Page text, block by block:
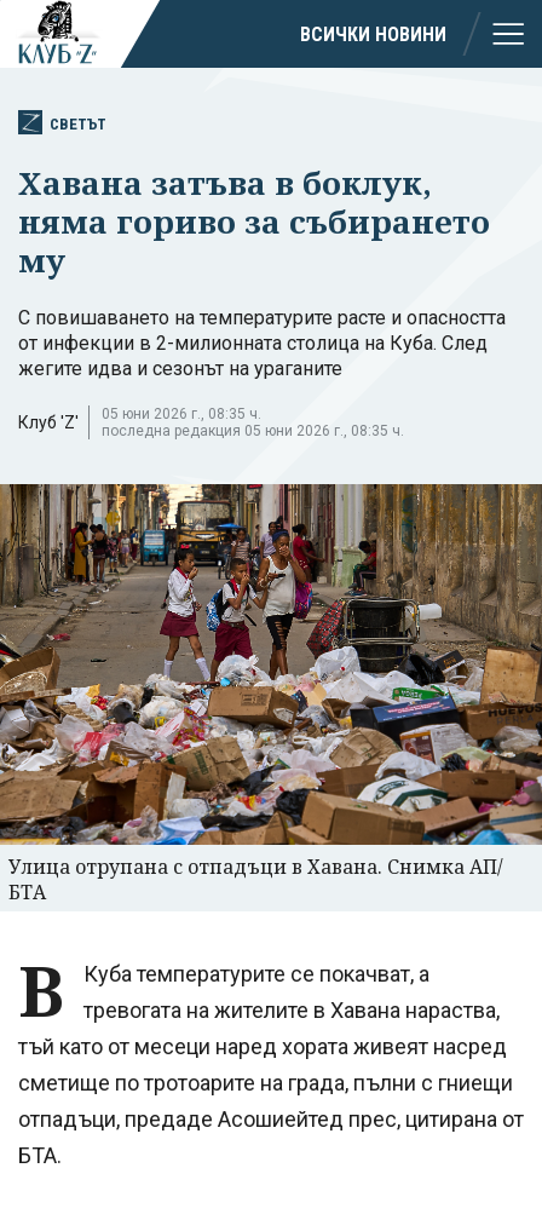
ВСИЧКИ НОВИНИ
СВЕТЪТ
Хавана затъва в боклук,
няма гориво за събирането
му
С повишаването на температурите расте и опасността
от инфекции в 2-милионната столица на Куба. След
жегите идва и сезонът на ураганите
Клуб 'Z'
05 юни 2026 г., 08:35 ч.
последна редакция 05 юни 2026 г., 08:35 ч.
Улица отрупана с отпадъци в Хавана. Снимка АП/
БТА
В
Куба температурите се покачват, а
тревогата на жителите в Хавана нараства,
тъй като от месеци наред хората живеят насред
сметище по тротоарите на града, пълни с гниещи
отпадъци, предаде Асошиейтед прес, цитирана от
БТА.